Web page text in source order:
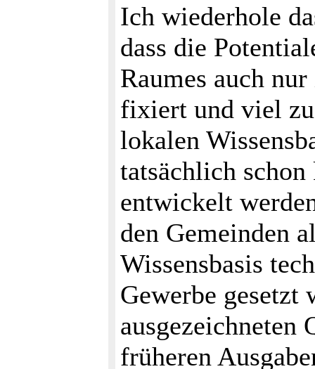
Ich wiederhole
dass die
Raumes auch
fixiert und viel zu
lokalen
tatsächlich
entwickelt
den Gemeinden
Wissensbasis
Gewerbe gesetzt
früheren